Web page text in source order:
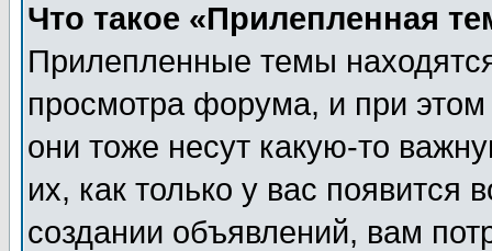
Что такое «Прилепленная
Прилепленные темы
просмотра форума, и при
они тоже несут какую-то
их, как только у вас появится
создании объявлений, вам